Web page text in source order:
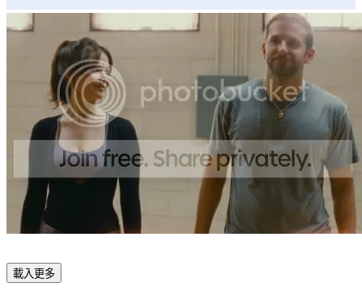
載入更多